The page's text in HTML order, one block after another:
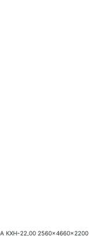
КХН-22,00 2560×4660×2200